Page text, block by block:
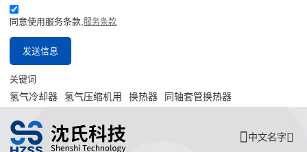
同意使用服务条款, 服务条款
发送信息
关键词
氢气冷却器 氢气压缩机用 换热器 同轴套管换热器
中文名字